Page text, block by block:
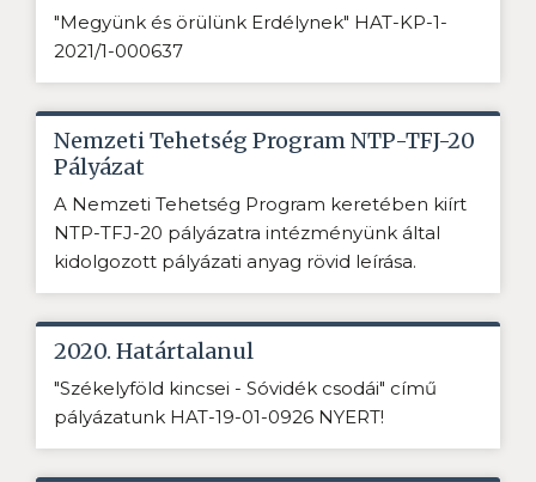
"Megyünk és örülünk Erdélynek" HAT-KP-1-
2021/1-000637
Nemzeti Tehetség Program NTP-TFJ-20
Pályázat
A Nemzeti Tehetség Program keretében kiírt
NTP-TFJ-20 pályázatra intézményünk által
kidolgozott pályázati anyag rövid leírása.
2020. Határtalanul
"Székelyföld kincsei - Sóvidék csodái" című
pályázatunk HAT-19-01-0926 NYERT!